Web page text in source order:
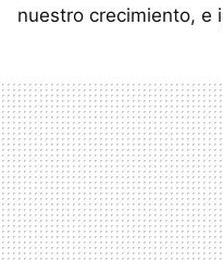
nuestro crecimiento, e